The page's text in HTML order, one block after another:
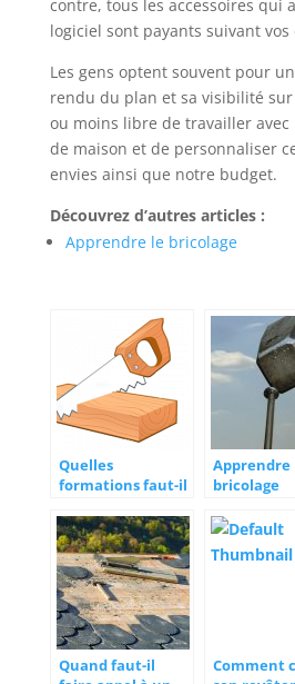
contre, tous les accessoires qui
logiciel sont payants suivant vos
Les gens optent souvent pour
rendu du plan et sa visibilité
ou moins libre de travailler
de maison et de personnaliser
envies ainsi que notre budget.
Découvrez d’autres articles :
Apprendre le bricolage
Quelles
formations faut-il
un pro de la
menuiserie?
Apprendre
bricolage
Quand faut-il
Comment